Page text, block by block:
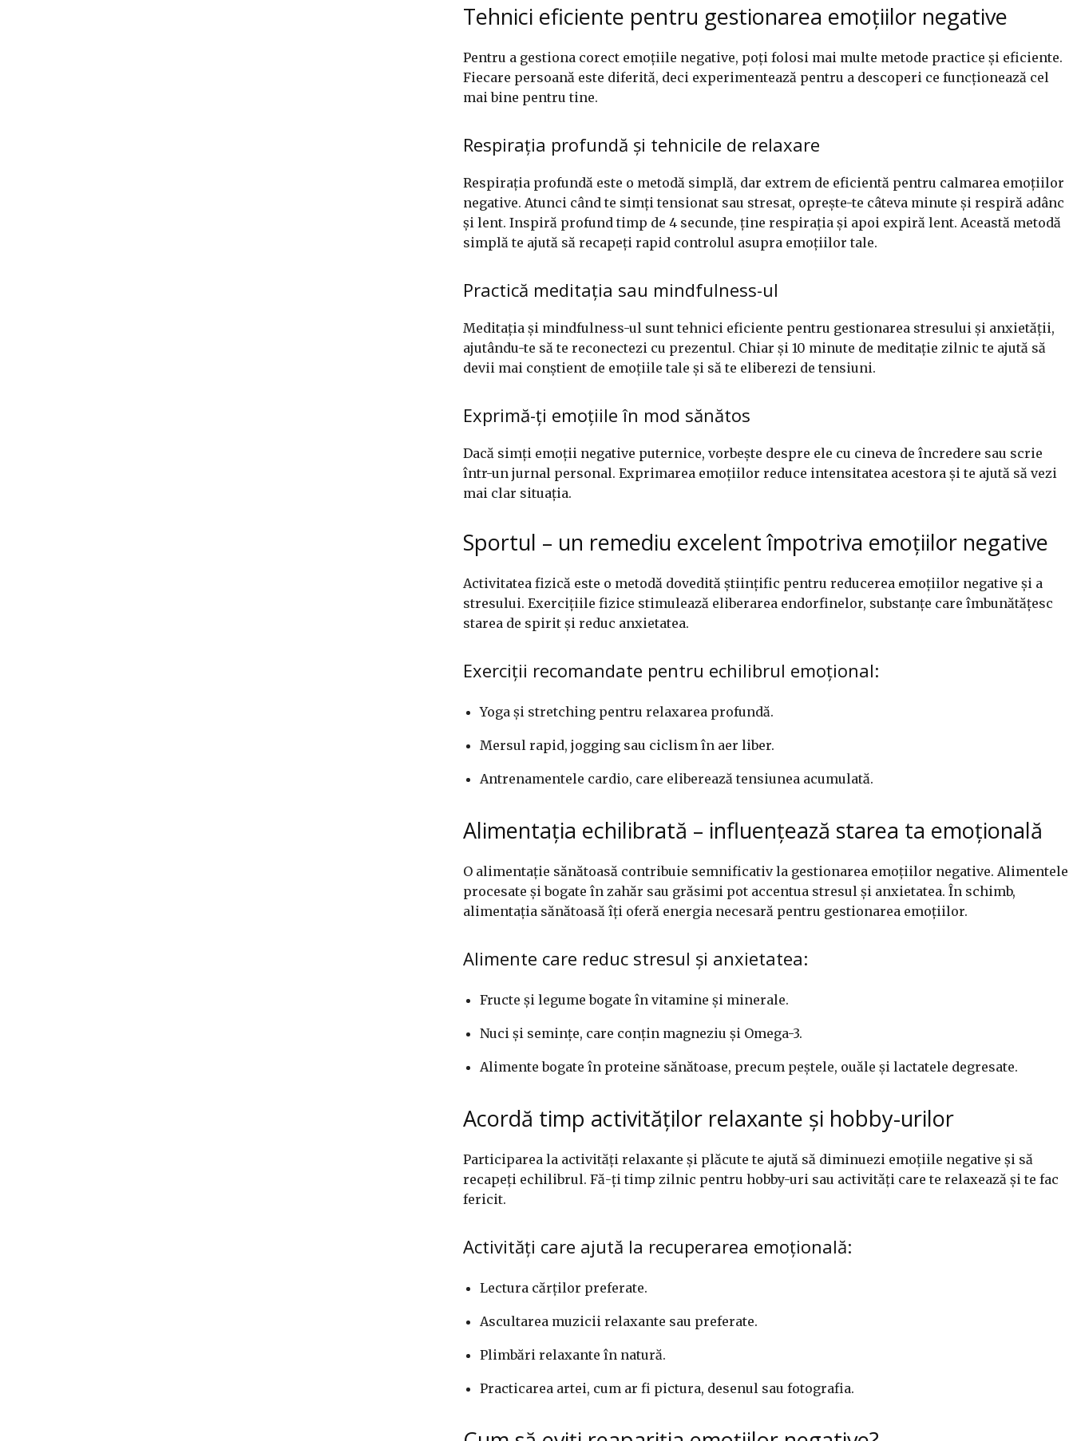
Tehnici eficiente pentru gestionarea emoțiilor negative
Pentru a gestiona corect emoțiile negative, poți folosi mai multe metode practice și eficiente.
Fiecare persoană este diferită, deci experimentează pentru a descoperi ce funcționează cel
mai bine pentru tine.
Respirația profundă și tehnicile de relaxare
Respirația profundă este o metodă simplă, dar extrem de eficientă pentru calmarea emoțiilor
negative. Atunci când te simți tensionat sau stresat, oprește-te câteva minute și respiră adânc
și lent. Inspiră profund timp de 4 secunde, ține respirația și apoi expiră lent. Această metodă
simplă te ajută să recapeți rapid controlul asupra emoțiilor tale.
Practică meditația sau mindfulness-ul
Meditația și mindfulness-ul sunt tehnici eficiente pentru gestionarea stresului și anxietății,
ajutându-te să te reconectezi cu prezentul. Chiar și 10 minute de meditație zilnic te ajută să
devii mai conștient de emoțiile tale și să te eliberezi de tensiuni.
Exprimă-ți emoțiile în mod sănătos
Dacă simți emoții negative puternice, vorbește despre ele cu cineva de încredere sau scrie
într-un jurnal personal. Exprimarea emoțiilor reduce intensitatea acestora și te ajută să vezi
mai clar situația.
Sportul – un remediu excelent împotriva emoțiilor negative
Activitatea fizică este o metodă dovedită științific pentru reducerea emoțiilor negative și a
stresului. Exercițiile fizice stimulează eliberarea endorfinelor, substanțe care îmbunătățesc
starea de spirit și reduc anxietatea.
Exerciții recomandate pentru echilibrul emoțional:
Yoga și stretching pentru relaxarea profundă.
Mersul rapid, jogging sau ciclism în aer liber.
Antrenamentele cardio, care eliberează tensiunea acumulată.
Alimentația echilibrată – influențează starea ta emoțională
O alimentație sănătoasă contribuie semnificativ la gestionarea emoțiilor negative. Alimentele
procesate și bogate în zahăr sau grăsimi pot accentua stresul și anxietatea. În schimb,
alimentația sănătoasă îți oferă energia necesară pentru gestionarea emoțiilor.
Alimente care reduc stresul și anxietatea:
Fructe și legume bogate în vitamine și minerale.
Nuci și semințe, care conțin magneziu și Omega-3.
Alimente bogate în proteine sănătoase, precum peștele, ouăle și lactatele degresate.
Acordă timp activităților relaxante și hobby-urilor
Participarea la activități relaxante și plăcute te ajută să diminuezi emoțiile negative și să
recapeți echilibrul. Fă-ți timp zilnic pentru hobby-uri sau activități care te relaxează și te fac
fericit.
Activități care ajută la recuperarea emoțională:
Lectura cărților preferate.
Ascultarea muzicii relaxante sau preferate.
Plimbări relaxante în natură.
Practicarea artei, cum ar fi pictura, desenul sau fotografia.